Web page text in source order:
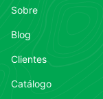
Sobre
Blog
Clientes
Catálogo